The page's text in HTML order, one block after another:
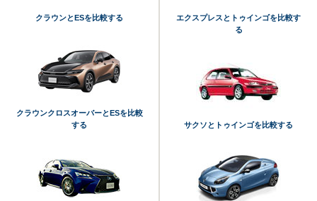
クラウンとESを比較する
クラウンクロスオーバーとESを比較
する
エクスプレスとトゥインゴを比較す
る
サクソとトゥインゴを比較する